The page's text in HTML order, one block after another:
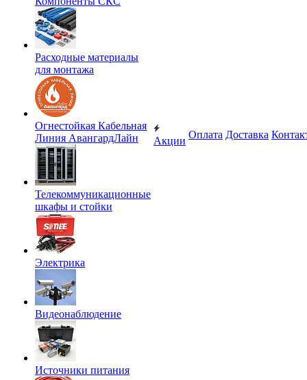
Расходные материалы
для монтажа
Огнестойкая Кабельная
Линия АвангардЛайн
Телекоммуникационные
шкафы и стойки
Электрика
Видеонаблюдение
Источники питания
Акции
Оплата Доставка